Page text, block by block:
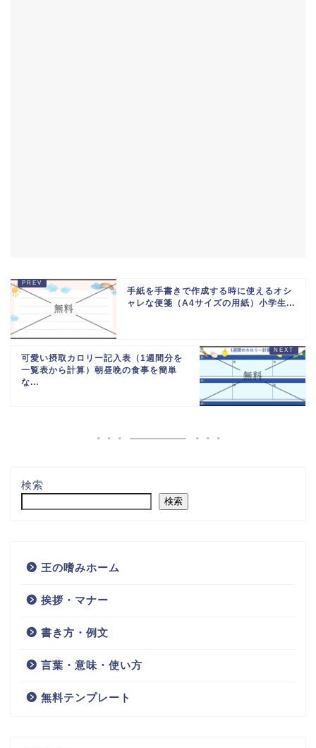
手紙を手書きで作成する時に使えるオシ
ャレな便箋（A4サイズの用紙）小学生...
可愛い摂取カロリー記入表（1週間分を
一覧表から計算）朝昼晩の食事を簡単
な...
検索
検索
王の嗜みホーム
挨拶・マナー
書き方・例文
言葉・意味・使い方
無料テンプレート